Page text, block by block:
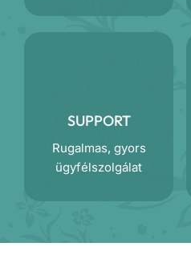
SUPPORT
Rugalmas, gyors
ügyfélszolgálat